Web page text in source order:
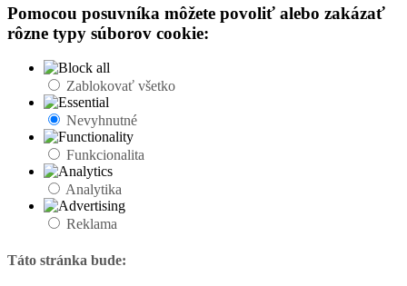
Pomocou posuvníka môžete povoliť alebo zakázať
rôzne typy súborov cookie:
Zablokovať všetko
Nevyhnutné
Funkcionalita
Analytika
Reklama
Táto stránka bude: